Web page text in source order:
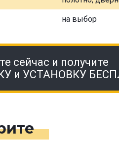
на выбор
сейчас и получите
и УСТАНОВКУ